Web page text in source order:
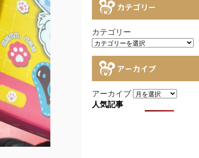
カテゴリー
カテゴリー
アーカイブ
アーカイブ
人気記事